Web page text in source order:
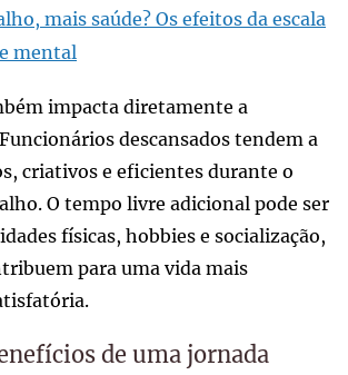
mais saúde? Os efeitos da escala
mental
impacta diretamente a
descansados tendem a
criativos e eficientes durante o
O tempo livre adicional pode ser
físicas, hobbies e socialização,
para uma vida mais
de uma jornada